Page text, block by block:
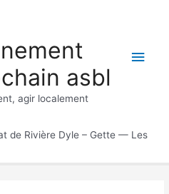
asbl
agir localement
de Rivière Dyle – Gette — Les